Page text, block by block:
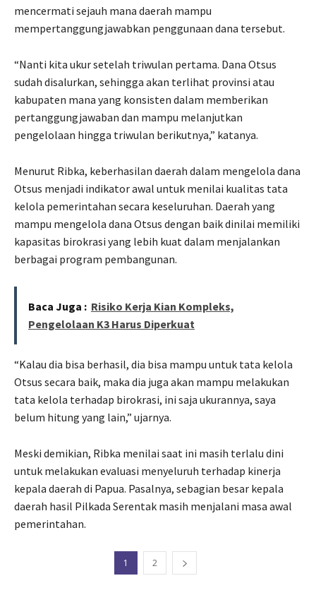
mencermati sejauh mana daerah mampu
mempertanggungjawabkan penggunaan dana tersebut.
“Nanti kita ukur setelah triwulan pertama. Dana Otsus
sudah disalurkan, sehingga akan terlihat provinsi atau
kabupaten mana yang konsisten dalam memberikan
pertanggungjawaban dan mampu melanjutkan
pengelolaan hingga triwulan berikutnya,” katanya.
Menurut Ribka, keberhasilan daerah dalam mengelola dana
Otsus menjadi indikator awal untuk menilai kualitas tata
kelola pemerintahan secara keseluruhan. Daerah yang
mampu mengelola dana Otsus dengan baik dinilai memiliki
kapasitas birokrasi yang lebih kuat dalam menjalankan
berbagai program pembangunan.
Baca Juga : Risiko Kerja Kian Kompleks,
Pengelolaan K3 Harus Diperkuat
“Kalau dia bisa berhasil, dia bisa mampu untuk tata kelola
Otsus secara baik, maka dia juga akan mampu melakukan
tata kelola terhadap birokrasi, ini saja ukurannya, saya
belum hitung yang lain,” ujarnya.
Meski demikian, Ribka menilai saat ini masih terlalu dini
untuk melakukan evaluasi menyeluruh terhadap kinerja
kepala daerah di Papua. Pasalnya, sebagian besar kepala
daerah hasil Pilkada Serentak masih menjalani masa awal
pemerintahan.
1 2